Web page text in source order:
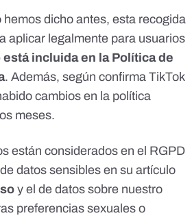
dicho antes, esta recogida
aplicar legalmente para usuarios
está incluida en la Política de
. Además, según confirma TikTok
cambios en la política
meses.
están considerados en el RGPD
datos sensibles en su artículo
y el de datos sobre nuestro
preferencias sexuales o